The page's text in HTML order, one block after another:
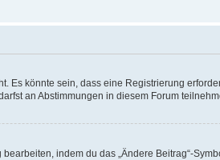
Es könnte sein, dass eine Registrierung
an Abstimmungen in diesem Forum
indem du das „Ändere Beitrag“-